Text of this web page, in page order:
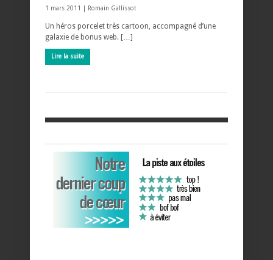
1 mars 2011 | Romain Gallissot
Un héros porcelet très cartoon, accompagné d’une
galaxie de bonus web. […]
Lire la suite